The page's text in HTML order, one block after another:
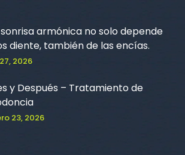
armónica no solo depende
diente, también de las encías.
2026
y Después – Tratamiento de
23, 2026